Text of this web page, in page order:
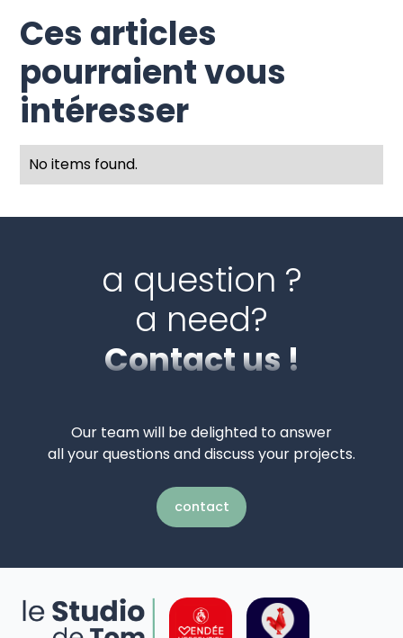
Ces articles
pourraient vous
intéresser
No items found.
a question ?
a need?
Contact us !
Our team will be delighted to answer
all your questions and discuss your projects.
contact